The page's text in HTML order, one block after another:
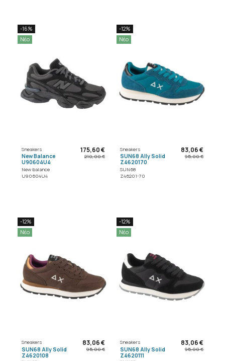
-16%
Νέο
Sneakers
New Balance
U90604U4
New balance
U90604U4
175,60 €
210,00 €
-12%
Νέο
Sneakers
SUN68 Ally Solid
Z4620170
SUN68
Z46201-70
83,06 €
95,00 €
-12%
Νέο
Sneakers
SUN68 Ally Solid
Z4620108
83,06 €
95,00 €
-12%
Νέο
Sneakers
SUN68 Ally Solid
Z4620111
83,06 €
95,00 €